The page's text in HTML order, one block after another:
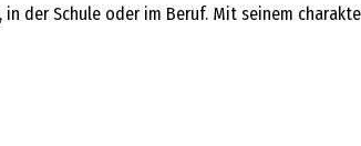
der Schule oder im Beruf. Mit seinem